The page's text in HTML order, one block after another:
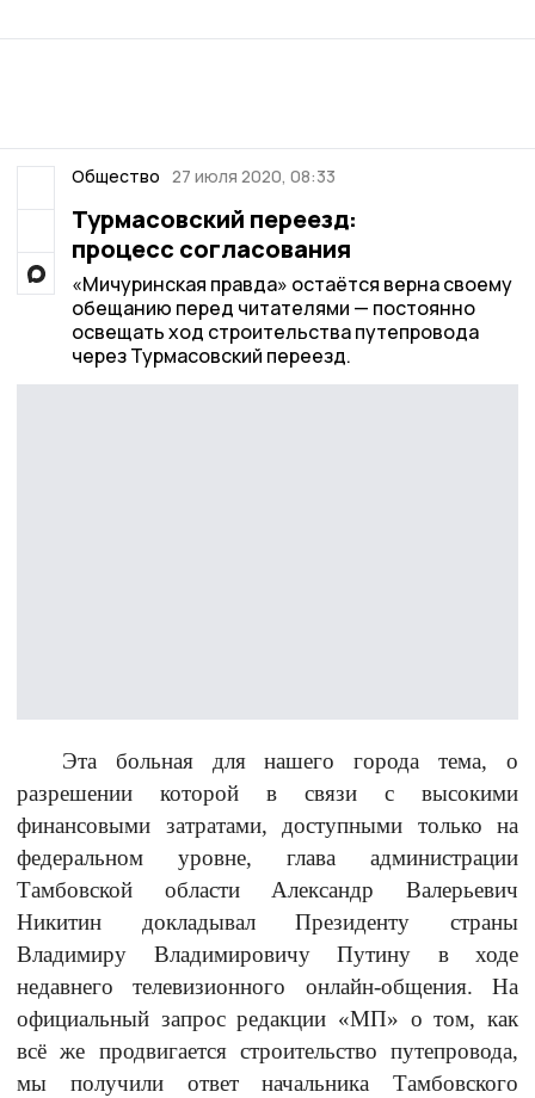
Общество 27 июля 2020, 08:33
Турмасовский переезд:
процесс согласования
«Мичуринская правда» остаётся верна своему
обещанию перед читателями — постоянно
освещать ход строительства путепровода
через Турмасовский переезд.
Эта больная для нашего города тема, о
разрешении которой в связи с высокими
финансовыми затратами, доступными только на
федеральном уровне, глава администрации
Тамбовской области Александр Валерьевич
Никитин докладывал Президенту страны
Владимиру Владимировичу Путину в ходе
недавнего телевизионного онлайн-общения. На
официальный запрос редакции «МП» о том, как
всё же продвигается строительство путепровода,
мы получили ответ начальника Тамбовского